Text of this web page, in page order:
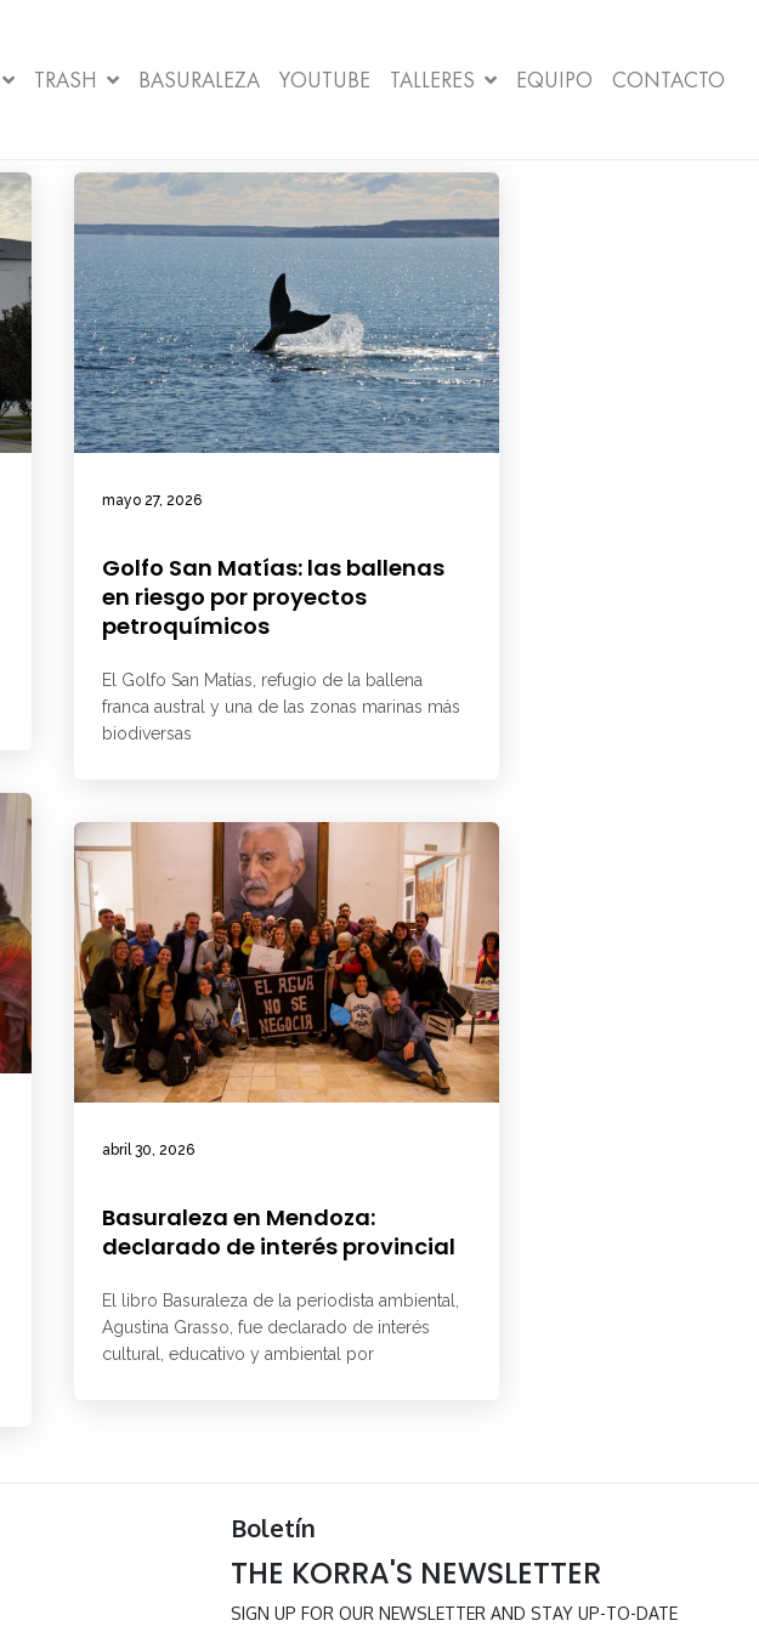
TRASH BASURALEZA YOUTUBE TALLERES EQUIPO CONTACTO
mayo 27, 2026
Golfo San Matías: las ballenas
en riesgo por proyectos
petroquímicos
El Golfo San Matías, refugio de la ballena
franca austral y una de las zonas marinas más
biodiversas
abril 30, 2026
Basuraleza en Mendoza:
declarado de interés provincial
El libro Basuraleza de la periodista ambiental,
Agustina Grasso, fue declarado de interés
cultural, educativo y ambiental por
Boletín
THE KORRA'S NEWSLETTER
SIGN UP FOR OUR NEWSLETTER AND STAY UP-TO-DATE